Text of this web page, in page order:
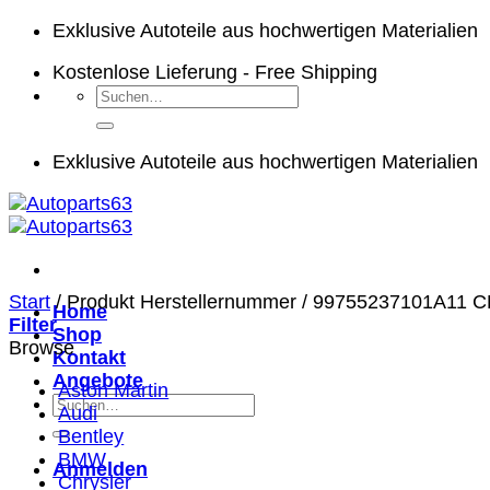
Zum
springen
Exklusive Autoteile aus hochwertigen Materialien
Kostenlose Lieferung - Free Shipping
Suchen
nach:
Exklusive Autoteile aus hochwertigen Materialien
Home
Shop
Kontakt
Angebote
Suchen
nach:
Anmelden
Start /Produkt Herstellernummer / 99755237101A11
Filter
Browse
Aston Martin
Audi
Bentley
BMW
Chrysler